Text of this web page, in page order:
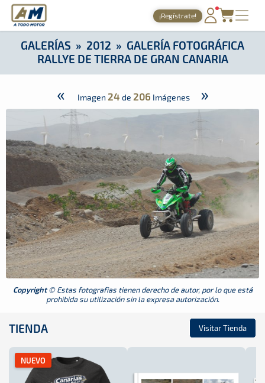
A Todo Motor · Revista del motor desde 1999
¡Regístrate!
PORTADA
TIEMPOS ONLINE
AGENDA
GALERÍAS
TIENDA
ARCHIVO
A Todo Motor Galería Fotográfica Rallye
GALERÍAS » 2012 » GALERÍA FOTOGRÁFICA
RALLYE DE TIERRA DE GRAN CANARIA
« Imagen 24 de 206 Imágenes »
Copyright© Estas fotografias tienen derecho de autor, por lo que está
prohibida su utilización sin la expresa autorización.
TIENDA Visitar Tienda
NUEVO